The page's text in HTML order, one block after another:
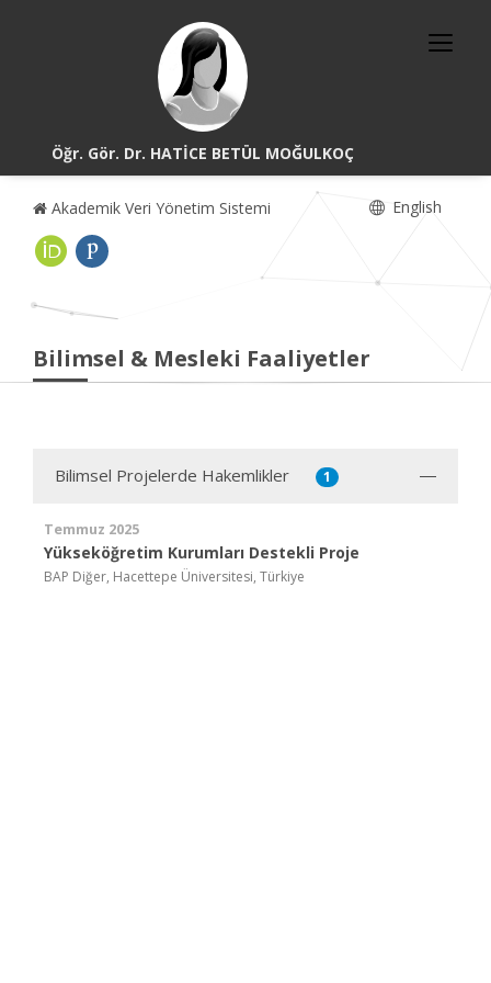
Öğr. Gör. Dr. HATİCE BETÜL MOĞULKOÇ
Akademik Veri Yönetim Sistemi English
Bilimsel & Mesleki Faaliyetler
Bilimsel Projelerde Hakemlikler 1
Temmuz 2025
Yükseköğretim Kurumları Destekli Proje
BAP Diğer, Hacettepe Üniversitesi, Türkiye